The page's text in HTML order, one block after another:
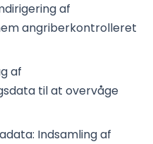
af
angriberkontrolleret
af
til at overvåge
: Indsamling af